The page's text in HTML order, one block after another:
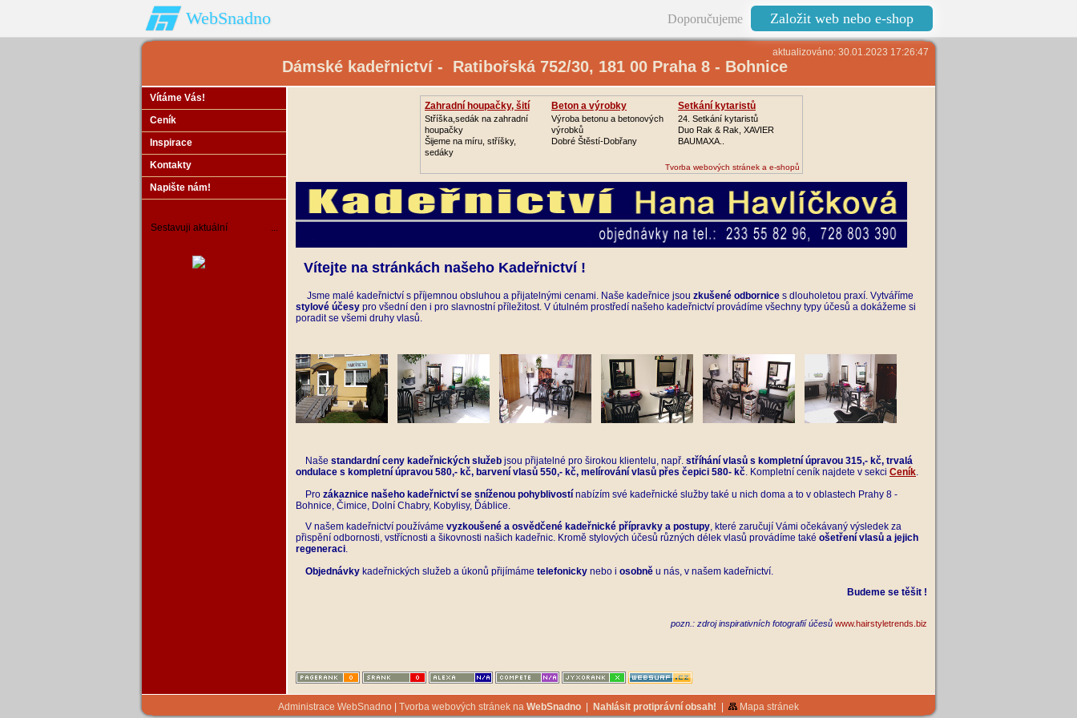
WebSnadno Doporučujeme Založit web nebo e-shop
aktualizováno: 30.01.2023 17:26:47
Dámské kadeřnictví - Ratibořská 752/30‚ 181 00 Praha 8 - Bohnice
Vítáme Vás!
Ceník
Inspirace
Kontakty
Napište nám!
Sestavuji aktuální
...
Zahradní houpačky, šití
Stříška,sedák na zahradní
houpačky
Šijeme na míru, stříšky,
sedáky
Beton a výrobky
Výroba betonu a betonových
výrobků
Dobré Štěstí-Dobřany
Setkání kytaristů
24. Setkání kytaristů
Duo Rak & Rak, XAVIER
BAUMAXA..
Tvorba webových stránek a e-shopů
Vítejte na stránkách našeho Kadeřnictví !
Jsme malé kadeřnictví s příjemnou obsluhou a přijatelnými cenami. Naše kadeřnice jsou zkušené odbornice s dlouholetou praxí. Vytváříme
stylové účesy pro všední den i pro slavnostní příležitost. V útulném prostředí našeho kadeřnictví provádíme všechny typy účesů a dokážeme si
poradit se všemi druhy vlasů.
Naše standardní ceny kadeřnických služeb jsou přijatelné pro širokou klientelu, např. stříhání vlasů s kompletní úpravou 315,- kč, trvalá
ondulace s kompletní úpravou 580,- kč, barvení vlasů 550,- kč, melírování vlasů přes čepici 580- kč. Kompletní ceník najdete v sekci Ceník.
Pro zákaznice našeho kadeřnictví se sníženou pohyblivostí nabízím své kadeřnické služby také u nich doma a to v oblastech Prahy 8 -
Bohnice, Čimice, Dolní Chabry, Kobylisy, Ďáblice.
V našem kadeřnictví používáme vyzkoušené a osvědčené kadeřnické přípravky a postupy, které zaručují Vámi očekávaný výsledek za
přispění odbornosti, vstřícnosti a šikovnosti našich kadeřnic. Kromě stylových účesů různých délek vlasů provádíme také ošetření vlasů a jejich
regeneraci.
Objednávky kadeřnických služeb a úkonů přijímáme telefonicky nebo i osobně u nás, v našem kadeřnictví.
Budeme se těšit !
pozn.: zdroj inspirativních fotografií účesů www.hairstyletrends.biz
Administrace WebSnadno Tvorba webových stránek na WebSnadno Nahlásit protiprávní obsah! Mapa stránek